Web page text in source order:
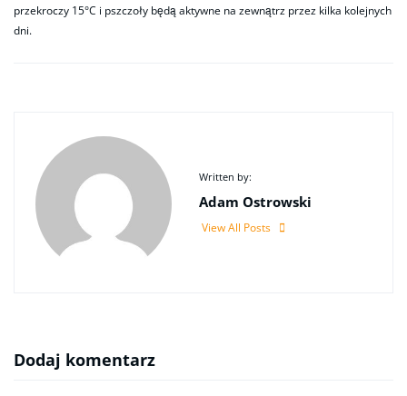
przekroczy 15°C i pszczoły będą aktywne na zewnątrz przez kilka kolejnych
dni.
Written by:
Adam Ostrowski
View All Posts
Dodaj komentarz